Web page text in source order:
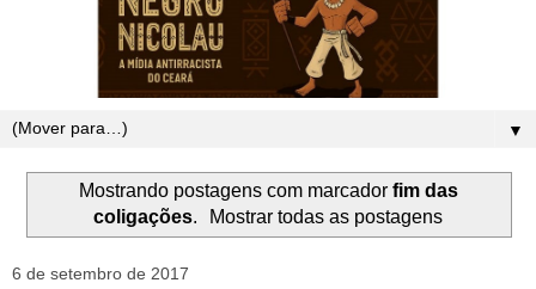
▼
Mostrando postagens com marcador fim das
coligações. Mostrar todas as postagens
6 de setembro de 2017